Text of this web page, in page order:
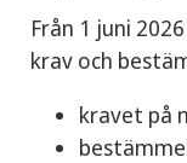
tillfälliga
Från 1 juni
krav och
kravet på